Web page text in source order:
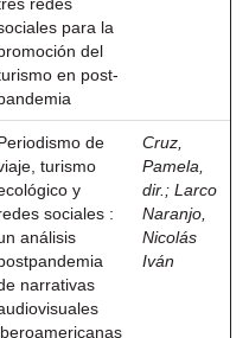
para la
del
en post-
de
turismo
y
sociales :
análisis
narrativas
Cruz,
Pamela,
dir. ; Larco
Naranjo,
Nicolás
Iván